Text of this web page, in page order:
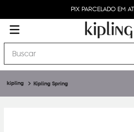
PIX PARCELADO EM
Buscar
Kipling Spring